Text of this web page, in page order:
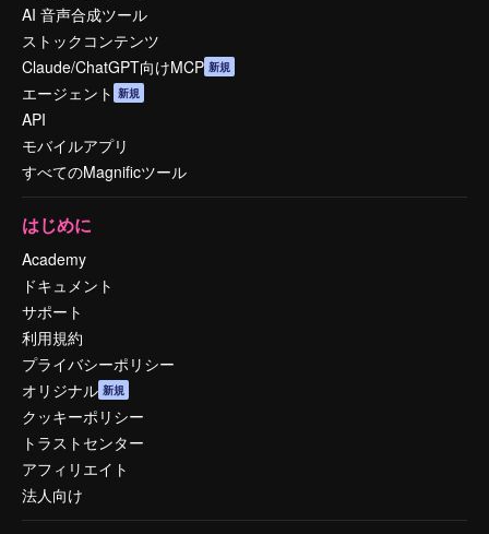
AI 音声合成ツール
ストックコンテンツ
Claude/ChatGPT向けMCP 新規
エージェント 新規
API
モバイルアプリ
すべてのMagnificツール
はじめに
Academy
ドキュメント
サポート
利用規約
プライバシーポリシー
オリジナル 新規
クッキーポリシー
トラストセンター
アフィリエイト
法人向け